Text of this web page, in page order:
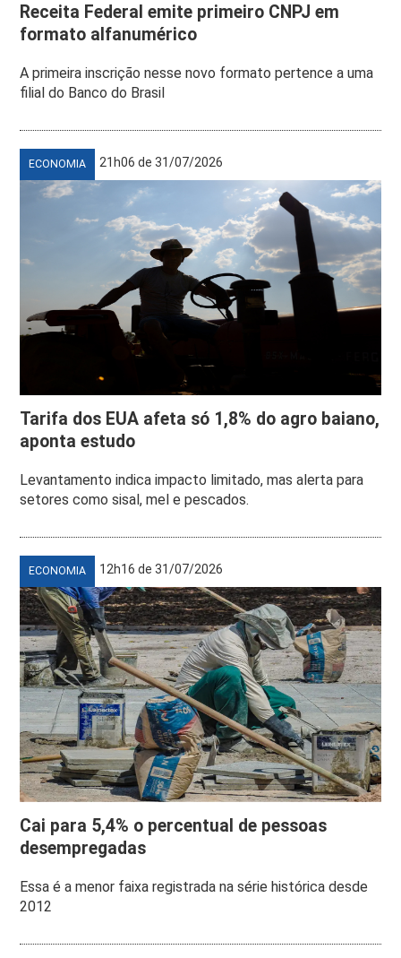
Receita Federal emite primeiro CNPJ em
formato alfanumérico
A primeira inscrição nesse novo formato pertence a uma
filial do Banco do Brasil
ECONOMIA 21h06 de 31/07/2026
Tarifa dos EUA afeta só 1,8% do agro baiano,
aponta estudo
Levantamento indica impacto limitado, mas alerta para
setores como sisal, mel e pescados.
ECONOMIA 12h16 de 31/07/2026
Cai para 5,4% o percentual de pessoas
desempregadas
Essa é a menor faixa registrada na série histórica desde
2012